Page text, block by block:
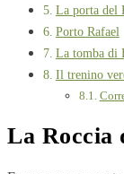
La porta del
Porto Rafael
La tomba di
Il trenino
La Roccia